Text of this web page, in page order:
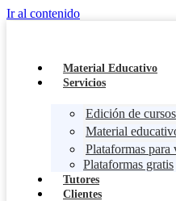
Ir al contenido
Material Educativo
Servicios
Edición de cursos
Material
Plataformas para
Plataformas gratis
Tutores
Clientes